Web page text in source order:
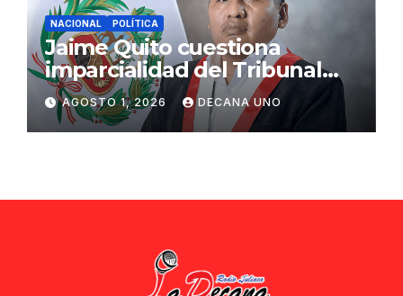
NACIONAL POLÍTICA
Jaime Quito cuestiona
imparcialidad del Tribunal
Constitucional tras liberación
de Ollanta Humala
AGOSTO 1, 2026 DECANA UNO